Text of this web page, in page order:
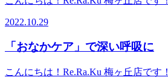
ク Re.Ra.Ku 梅ヶ丘店〒154-0022東京
話 03-6413-5524平日11:00～21:00(最
肩甲骨,新代田,もみほぐし,肩,首,腰,代
～20:00(最終受付19:30) 梅ヶ丘,豪徳寺,経堂,下北沢,小田急線,
肩甲骨,新代田,もみほぐし,肩,首,腰,代
さい。
ク Re.Ra.Ku 梅ヶ丘店〒154-0022東京
2 サンクレール的場 1F 【梅ヶ丘/豪
話 03-6413-5524平日11:00～21:00(最
のです。 そんな私と同じような方には、食事に気を付ける
ットコースを受けることがオススメ
ます。 色んな方向からアプローチして健康な体でいれるよ
たくさんの方々が集まっています。 先ほどはパレードのよ
うにお店の前の道を集団で行進していました。
さまはイベントには疲労も付き物だと思い
抱っこされたり沢山歩かれたり、、
当店に立ち寄ってください。 ボディケアだけでなくハンド
があり、ご案内可能です！ ご予約は変動することがあるの
で、空いてない時間でもお電話でお
今日は「舌の位置」について書いてみ
ごだそうです。 舌先を前歯の付け根の上に置き、舌全体を
2022.10.29
「おなかケア」で深い呼吸に
こんにちは！Re.Ra.Ku 梅ヶ丘店です！ ≪本日10/28(金)の